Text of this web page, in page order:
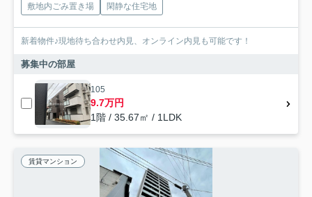
敷地内ごみ置き場
閑静な住宅地
新着物件♪現地待ち合わせ内見、オンライン内見も可能です！
募集中の部屋
105
9.7万円
1階 / 35.67㎡ / 1LDK
賃貸マンション